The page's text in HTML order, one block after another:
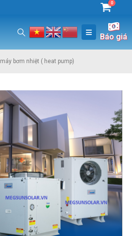
0
Báo giá
máy bơm nhiệt ( heat pump)